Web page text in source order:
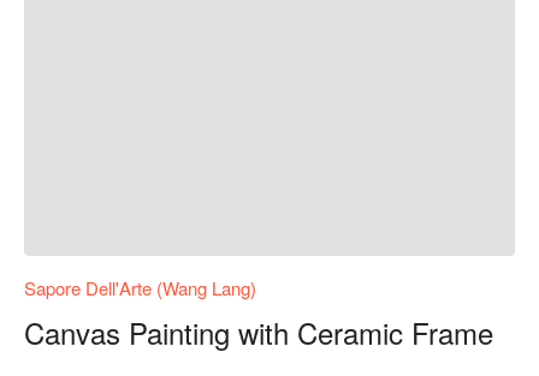
Sapore Dell'Arte (Wang Lang)
Canvas Painting with Ceramic Frame